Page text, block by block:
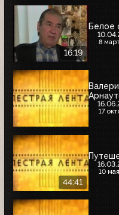
16:19
Белое
8
17
44:41
10